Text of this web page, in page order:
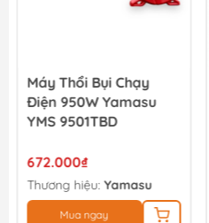
Máy Thổi Bụi Chạy
Điện 950W Yamasu
YMS 9501TBD
672.000₫
Thương hiệu: Yamasu
Mua ngay